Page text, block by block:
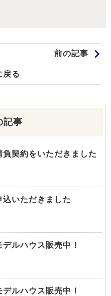
前の記事
戻る
記事
負契約をいただきました
込いただきました
デルハウス販売中！
デルハウス販売中！